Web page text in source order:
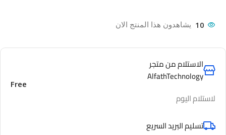
10 يشاهدون هذا المنتج الان
الاستلام من متجر
AlfathTechnology
لاستلام اليوم
Free
تسليم البريد السريع